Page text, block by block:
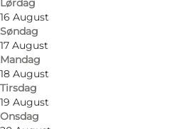
Lørdag
16 August
Søndag
17 August
Mandag
18 August
Tirsdag
19 August
Onsdag
Find vej
Vesterbrogade 4B
1620 København V